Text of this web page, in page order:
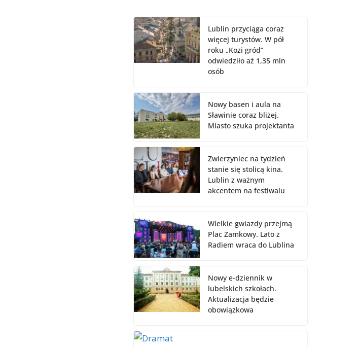
Lublin przyciąga coraz
więcej turystów. W pół
roku „Kozi gród”
odwiedziło aż 1,35 mln
osób
Nowy basen i aula na
Sławinie coraz bliżej.
Miasto szuka projektanta
Zwierzyniec na tydzień
stanie się stolicą kina.
Lublin z ważnym
akcentem na festiwalu
Wielkie gwiazdy przejmą
Plac Zamkowy. Lato z
Radiem wraca do Lublina
Nowy e-dziennik w
lubelskich szkołach.
Aktualizacja będzie
obowiązkowa